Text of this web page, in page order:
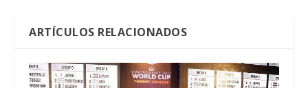
ARTÍCULOS RELACIONADOS